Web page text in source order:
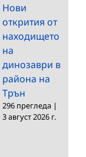
Нови
открития от
находището
на
динозаври в
района на
Трън
296 прегледа |
3 август 2026 г.